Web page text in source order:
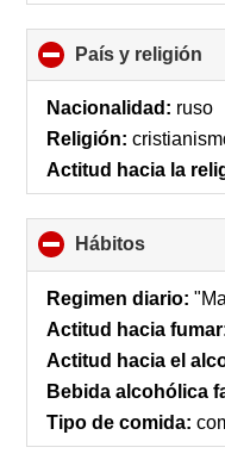
País y religión
to
Nacionalidad: ruso
Religión:
Actitud hacia la
Hábitos
to
collapse
Regimen diario:
Actitud hacia
Actitud hacia el
Bebida alcohólica
Tipo de comida: